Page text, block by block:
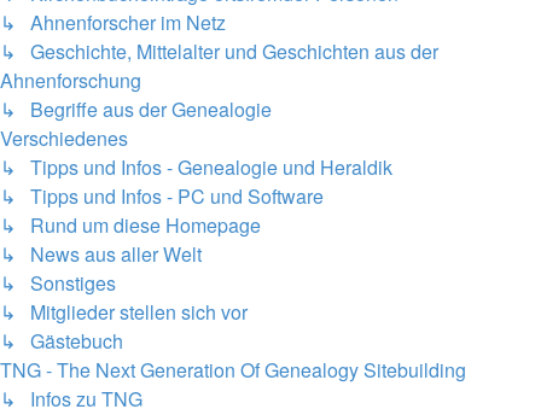
↳ Ahnenforscher im Netz
↳ Geschichte, Mittelalter und Geschichten aus der
Ahnenforschung
↳ Begriffe aus der Genealogie
Verschiedenes
↳ Tipps und Infos - Genealogie und Heraldik
↳ Tipps und Infos - PC und Software
↳ Rund um diese Homepage
↳ News aus aller Welt
↳ Sonstiges
↳ Mitglieder stellen sich vor
↳ Gästebuch
TNG - The Next Generation Of Genealogy Sitebuilding
↳ Infos zu TNG